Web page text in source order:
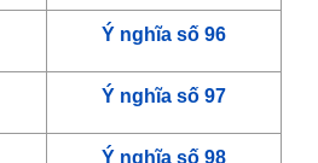
Ý nghĩa số 96
Ý nghĩa số 97
Ý nghĩa số 98